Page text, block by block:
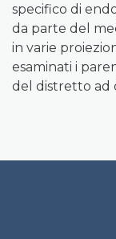
specifico di
da parte del
in varie
esaminati i
del distretto ad